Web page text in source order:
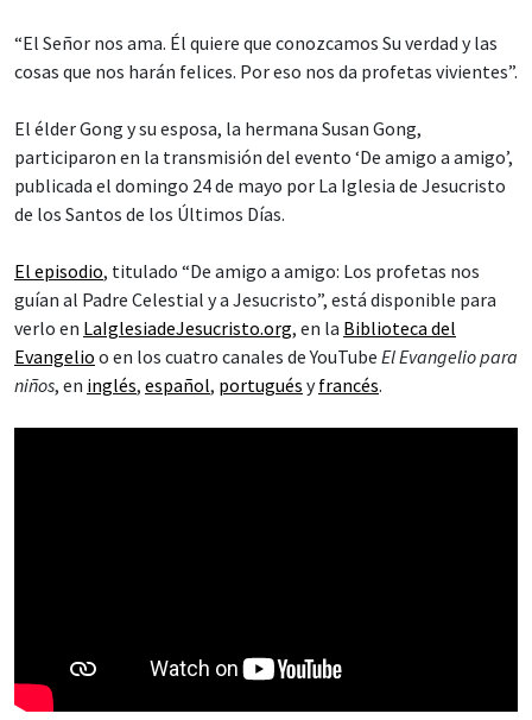
“El Señor nos ama. Él quiere que conozcamos Su verdad y las
cosas que nos harán felices. Por eso nos da profetas vivientes”.
El élder Gong y su esposa, la hermana Susan Gong,
participaron en la transmisión del evento ‘De amigo a amigo’,
publicada el domingo 24 de mayo por La Iglesia de Jesucristo
de los Santos de los Últimos Días.
El episodio, titulado “De amigo a amigo: Los profetas nos
guían al Padre Celestial y a Jesucristo”, está disponible para
verlo en LaIglesiadeJesucristo.org, en la Biblioteca del
Evangelio o en los cuatro canales de YouTube El Evangelio para
niños, en inglés, español, portugués yfrancés.